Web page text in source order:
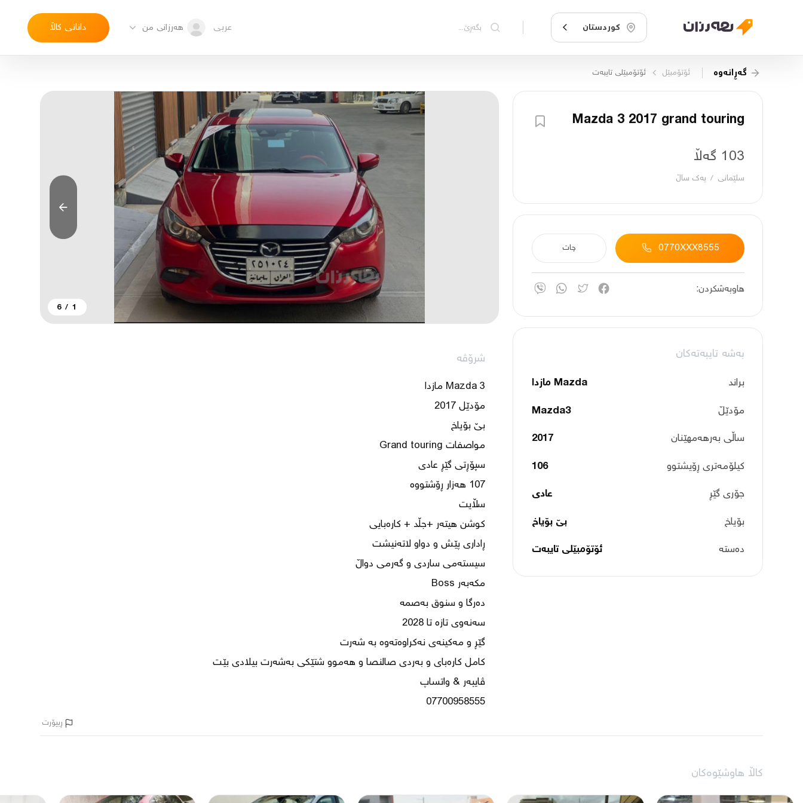
کوردستان عربی هەرزانی من دانانی کاڵا
گەڕانەوە ئۆتۆمبێل ئۆتۆمبێلی تایبه‌ت
Mazda 3 2017 grand touring
103 گەڵا
سلێمانی / یه‌ك ساڵ
0770XXX8555 چات
هاوبەشکردن:
بەشە تایبەتەکان
براند
Mazda مازدا
مۆدێڵ
Mazda3
ساڵی بەرهەمهێنان
2017
کیلۆمەتری ڕۆیشتوو
106
جۆری گێڕ
عادی
بۆیاخ
بێ بۆیاخ
دەستە
ئۆتۆمبێلی تایبه‌ت
1
/
6
شرۆڤە
مۆدێل 2017
سڵایت
کوشن هیتەر +جڵد + کارەبایی
گێڕ و مەکینەی نەکراوەتەوە بە شەرت
07700958555
ڕیپۆرت
کاڵا هاوشێوەکان